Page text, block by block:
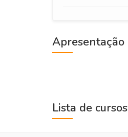
Apresentação
Lista de cursos